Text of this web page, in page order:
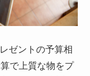
ゼントの予算相
で上質な物をプ